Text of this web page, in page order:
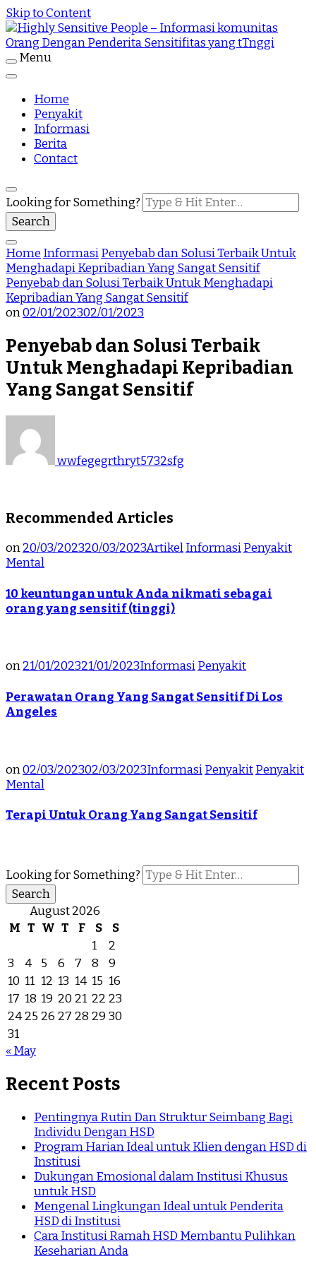
Skip to Content
Highly Sensitive People – Informasi
komunitas Orang Dengan Penderita
Sensitifitas yang tTnggi
Penderita Sensitifitas yang tTnggi
Menu
Home
Penyakit
Informasi
Berita
Contact
Looking for Something?
Home InformasiPenyebab dan Solusi Terbaik Untuk
Menghadapi Kepribadian Yang Sangat Sensitif
Penyebab dan Solusi Terbaik Untuk Menghadapi
Kepribadian Yang Sangat Sensitif
on02/01/202302/01/2023
Penyebab dan Solusi Terbaik
Untuk Menghadapi Kepribadian
Yang Sangat Sensitif
wwfegegrthryt5732sfg
Recommended Articles
on20/03/202320/03/2023ArtikelInformasiPenyakit
Mental
10 keuntungan untuk Anda nikmati sebagai
orang yang sensitif (tinggi)
on21/01/202321/01/2023InformasiPenyakit
Perawatan Orang Yang Sangat Sensitif Di Los
Angeles
on02/03/202302/03/2023InformasiPenyakitPenyakit
Mental
Terapi Untuk Orang Yang Sangat Sensitif
Looking for Something?
August 2026
M T W T F S
S
1
2
3
4 5 6 7 8
9
10 11 12 13 14 15 16
17 18 19 20 21 22 23
24 25 26 27 28 29 30
31
« May
Recent Posts
Pentingnya Rutin Dan Struktur Seimbang Bagi
Individu Dengan HSD
Program Harian Ideal untuk Klien dengan HSD di
Institusi
Dukungan Emosional dalam Institusi Khusus
untuk HSD
Mengenal Lingkungan Ideal untuk Penderita
HSD di Institusi
Cara Institusi Ramah HSD Membantu Pulihkan
Keseharian Anda